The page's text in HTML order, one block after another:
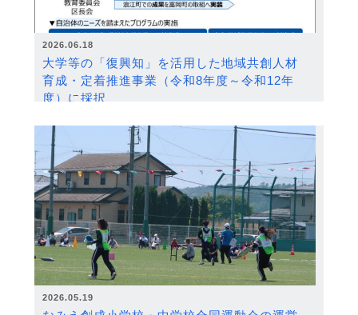
2026.06.18
大学等の「復興知」を活用した地域共創人材
育成・定着推進事業（令和8年度～令和12年
度）に採択
2026.05.19